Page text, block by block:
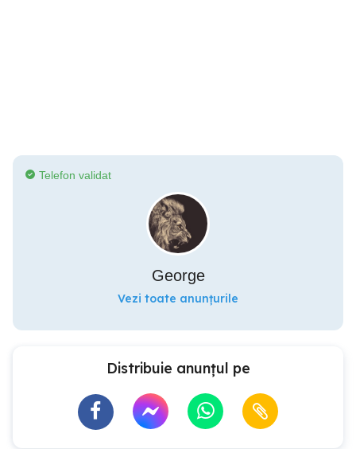
Telefon validat
George
Vezi toate anunțurile
Distribuie anunțul pe